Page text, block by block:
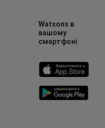
Watsons в
вашому
смартфоні